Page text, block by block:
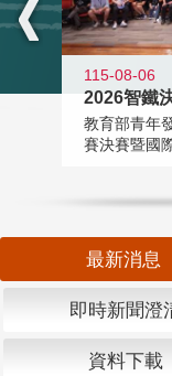
115-08-06
2026智鐵
教育部青年
賽決賽暨國
最新消息
即時新聞澄
資料下載